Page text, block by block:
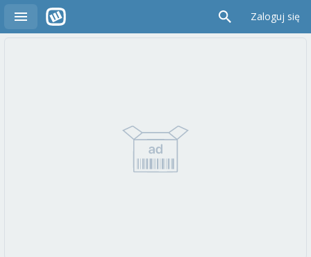
Zaloguj się